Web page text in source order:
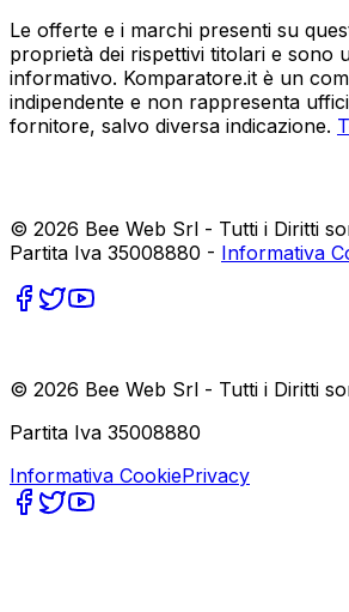
Le offerte e i marchi presenti su
proprietà dei rispettivi titolari e sono
informativo. Komparatore.it è un
indipendente e non rappresenta
fornitore, salvo diversa indicazione.
© 2026 Bee Web Srl - Tutti i Diritti
Partita Iva 35008880 - Informativa
© 2026 Bee Web Srl - Tutti i Diritti
Partita Iva 35008880
Informativa CookiePrivacy